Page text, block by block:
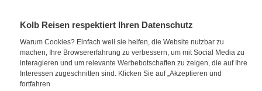
Kolb Reisen respektiert Ihren Datenschutz
Warum Cookies? Einfach weil sie helfen, die Website nutzbar zu
machen, Ihre Browsererfahrung zu verbessern, um mit Social Media zu
interagieren und um relevante Werbebotschaften zu zeigen, die auf Ihre
Interessen zugeschnitten sind. Klicken Sie auf „Akzeptieren und
fortfahren